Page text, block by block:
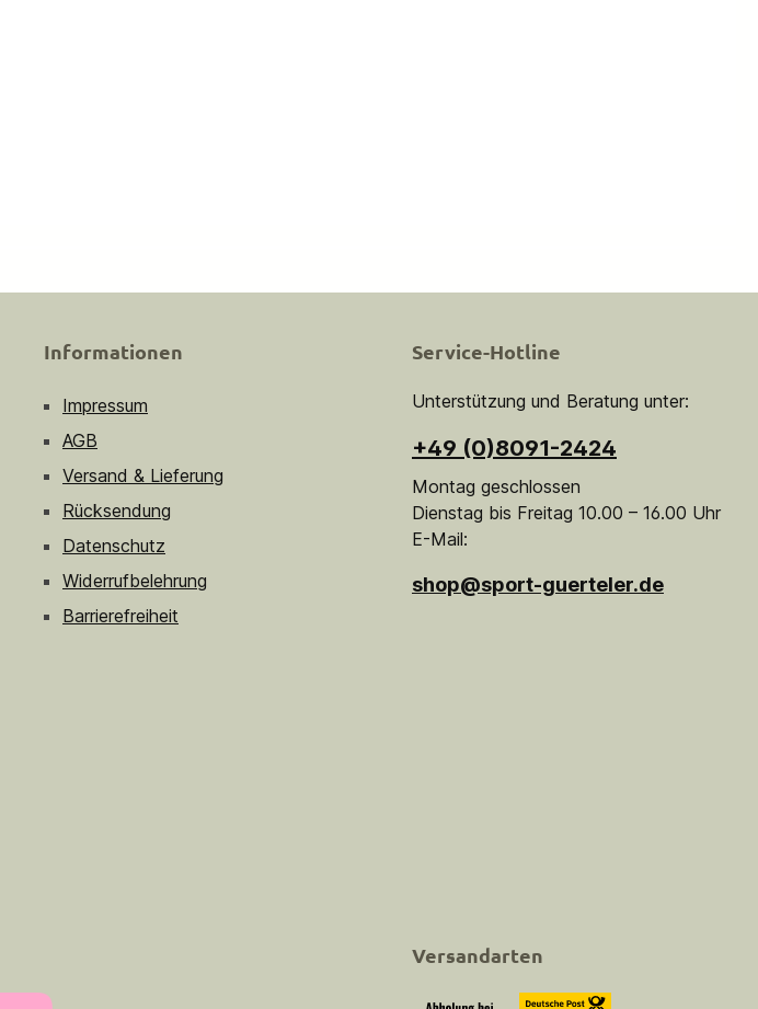
Informationen
Impressum
AGB
Versand & Lieferung
Rücksendung
Datenschutz
Widerrufbelehrung
Barrierefreiheit
Service-Hotline
Unterstützung und Beratung unter:
+49 (0)8091-2424
Montag geschlossen
Dienstag bis Freitag 10.00 – 16.00 Uhr
E-Mail:
shop@sport-guerteler.de
Versandarten